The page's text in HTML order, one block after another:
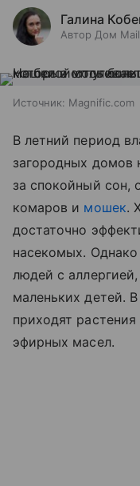
Галина
Автор Дом Mail
Источник: Magnific.com
В летний период
загородных домов
за спокойный сон,
комаров и мошек.
достаточно
насекомых.
людей с
маленьких детей.
приходят
эфирных масел.